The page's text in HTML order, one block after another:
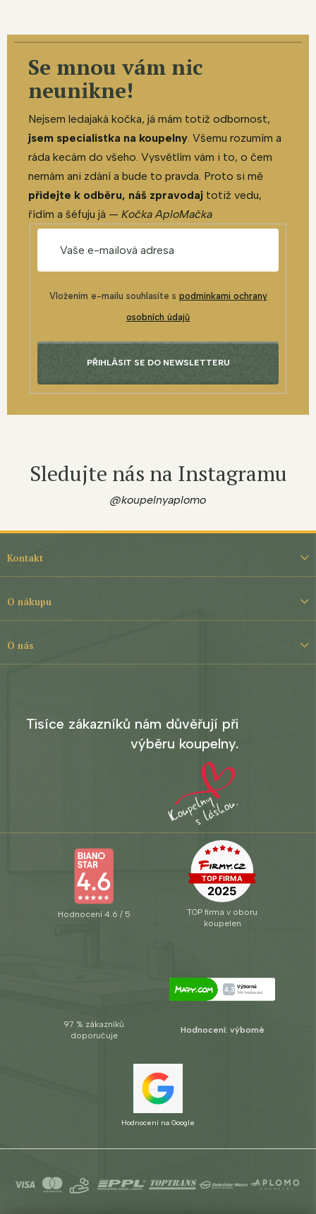
Se mnou vám nic
neunikne!
Nejsem ledajaká kočka, já mám totiž odbornost,
jsem specialistka na koupelny. Všemu rozumím a
ráda kecám do všeho. Vysvětlím vám i to, o čem
nemám ani zdání a bude to pravda. Proto si mě
přidejte k odběru, náš zpravodaj totiž vedu,
řídím a šéfuju já — Kočka AploMačka
Vložením e-mailu souhlasíte s podmínkami ochrany
osobních údajů
PŘIHLÁSIT SE DO NEWSLETTERU
Sledujte nás na Instagramu
@koupelnyaplomo
Z
í
Kontakt
O nákupu
O nás
Tisíce zákazníků nám důvěřují při
výběru koupelny.
Hodnocení 4.6 / 5
TOP firma v oboru
koupelen
97 % zákazníků
doporučuje
Hodnocení: výborné
Hodnocení na Google